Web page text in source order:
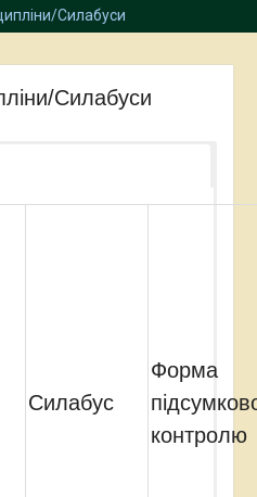
участь
Силабуси
Силабуси
Силабус
Форма
контролю